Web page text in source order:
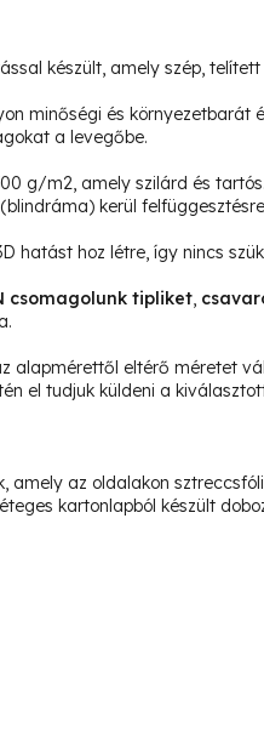
készült, amely szép, telített
minőségi és környezetbarát
a levegőbe.
g/m2, amely szilárd és
kerül
hatást hoz létre, így nincs
csomagolunk tipliket
alapmérettől eltérő méretet
el tudjuk küldeni a
amely az oldalakon
kartonlapból készült